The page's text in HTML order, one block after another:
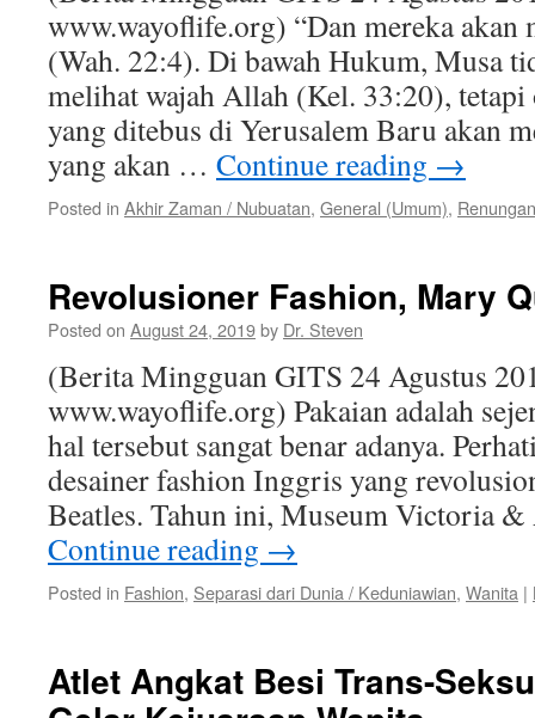
www.wayoflife.org) “Dan mereka akan
(Wah. 22:4). Di bawah Hukum, Musa
melihat wajah Allah (Kel. 33:20),
yang ditebus di Yerusalem Baru akan
yang akan … Continue reading →
Posted in Akhir Zaman / Nubuatan, General (Umum), Renungan
Revolusioner Fashion, Mary
Posted on August 24, 2019by Dr. Steven
(Berita Mingguan GITS 24 Agustus
www.wayoflife.org) Pakaian adalah
hal tersebut sangat benar adanya.
desainer fashion Inggris yang
Beatles. Tahun ini, Museum Victoria
Continue reading →
Posted in Fashion, Separasi dari Dunia / Keduniawian, Wanita |
Atlet Angkat Besi Trans-